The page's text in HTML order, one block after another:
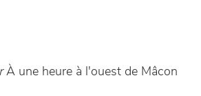
À une heure à l'ouest de Mâcon